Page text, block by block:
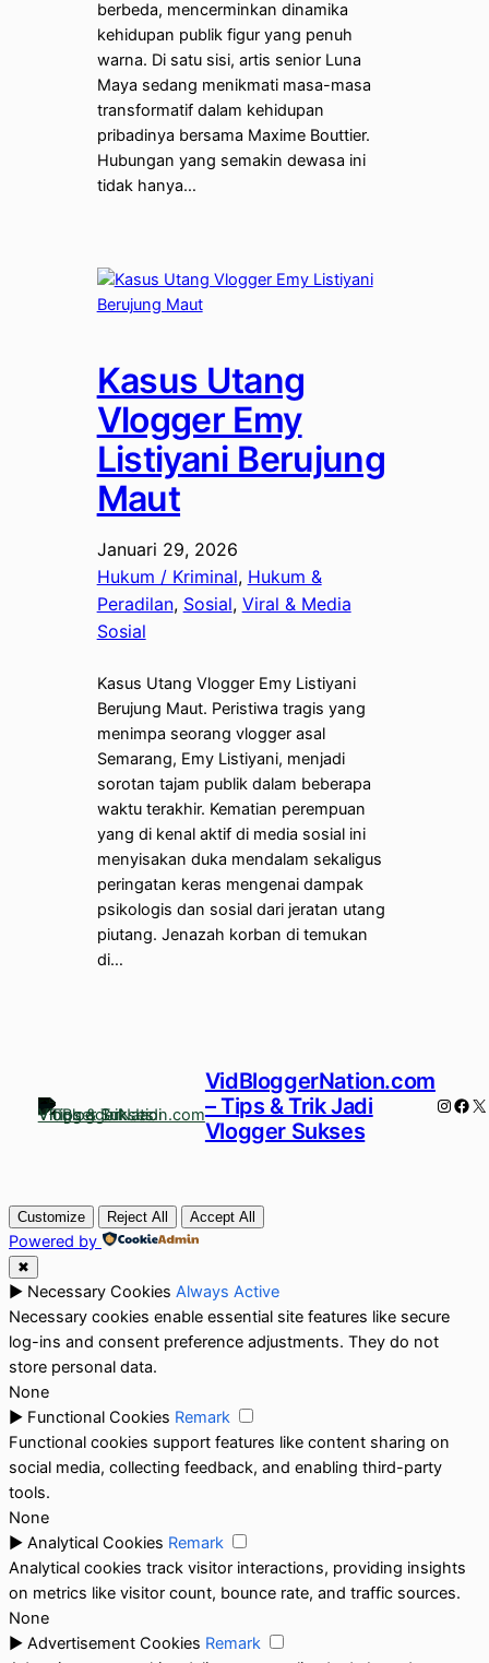
berbeda, mencerminkan dinamika
kehidupan publik figur yang penuh
warna. Di satu sisi, artis senior Luna
Maya sedang menikmati masa-masa
transformatif dalam kehidupan
pribadinya bersama Maxime Bouttier.
Hubungan yang semakin dewasa ini
tidak hanya…
Kasus Utang
Vlogger Emy
Listiyani Berujung
Maut
Januari 29, 2026
Hukum / Kriminal, Hukum &
Peradilan, Sosial, Viral & Media
Sosial
Kasus Utang Vlogger Emy Listiyani
Berujung Maut. Peristiwa tragis yang
menimpa seorang vlogger asal
Semarang, Emy Listiyani, menjadi
sorotan tajam publik dalam beberapa
waktu terakhir. Kematian perempuan
yang di kenal aktif di media sosial ini
menyisakan duka mendalam sekaligus
peringatan keras mengenai dampak
psikologis dan sosial dari jeratan utang
piutang. Jenazah korban di temukan
di…
VidBloggerNation.com
– Tips & Trik Jadi
Vlogger Sukses
X
Customize Reject All Accept All
Powered by
✖
► Necessary Cookies Always Active
Necessary cookies enable essential site features like secure
log-ins and consent preference adjustments. They do not
store personal data.
None
► Functional Cookies Remark
Functional cookies support features like content sharing on
social media, collecting feedback, and enabling third-party
tools.
None
► Analytical Cookies Remark
Analytical cookies track visitor interactions, providing insights
on metrics like visitor count, bounce rate, and traffic sources.
None
► Advertisement Cookies Remark